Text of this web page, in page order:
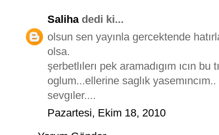
Salihadedi ki...
olsun sen yayınla gercektende
olsa.
şerbetlılerı pek aramadıgım ıcın
oglum...ellerine saglık yasemıncım..
sevgıler....
Pazartesi, Ekim 18, 2010